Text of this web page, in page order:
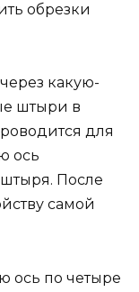
обрезки
какую-
штыри в
для
ось
После
самой
ось по четыре